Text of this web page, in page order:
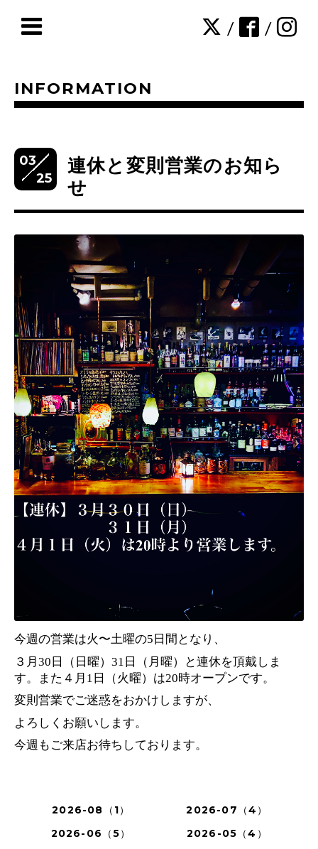
/ /
INFORMATION
03
25
連休と変則営業のお知ら
せ
今週の営業は火〜土曜の5日間となり、
３月30日（日曜）31日（月曜）と連休を頂戴しま
す。
また４月1日（火曜）は20時オープンです。
変則営業でご迷惑をおかけしますが、
よろしくお願いします。
今週もご来店お待ちしております。
2026-08（1）
2026-07（4）
2026-06（5）
2026-05（4）